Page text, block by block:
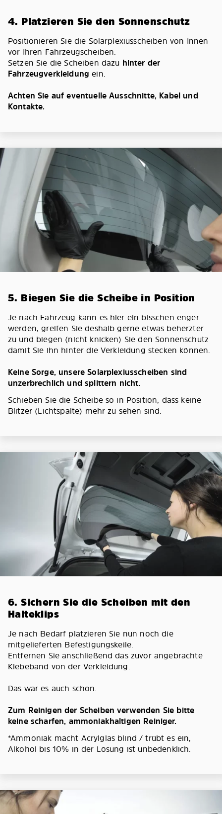
4. Platzieren Sie den Sonnenschutz
Positionieren Sie die Solarplexiusscheiben von Innen
vor Ihren Fahrzeugscheiben.
Setzen Sie die Scheiben dazu hinter der
Fahrzeugverkleidung ein.
Achten Sie auf eventuelle Ausschnitte, Kabel und
Kontakte.
5. Biegen Sie die Scheibe in Position
Je nach Fahrzeug kann es hier ein bisschen enger
werden, greifen Sie deshalb gerne etwas beherzter
zu und biegen (nicht knicken) Sie den Sonnenschutz
damit Sie ihn hinter die Verkleidung stecken können.
Keine Sorge, unsere Solarplexiusscheiben sind
unzerbrechlich und splittern nicht.
Schieben Sie die Scheibe so in Position, dass keine
Blitzer (Lichtspalte) mehr zu sehen sind.
6. Sichern Sie die Scheiben mit den
Halteklips
Je nach Bedarf platzieren Sie nun noch die
mitgelieferten Befestigungskeile.
Entfernen Sie anschließend das zuvor angebrachte
Klebeband von der Verkleidung.
Das war es auch schon.
Zum Reinigen der Scheiben verwenden Sie bitte
keine scharfen, ammoniakhaltigen Reiniger.
*Ammoniak macht Acrylglas blind / trübt es ein,
Alkohol bis 10% in der Lösung ist unbedenklich.